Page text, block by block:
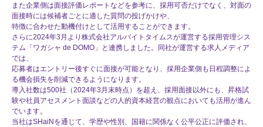
また企業側は面接評価レポートなどを参考に、採用可否だけでなく、対面の
面接時には候補者ごとに適した質問の投げかけや、
特徴に合わせた動機付けとして活用することができます。
さらに2024年3月より株式会社アルバイトタイムスが運営する採用管理シス
テム「ワガシャ de DOMO」と連携しました。同社が運営する求人メディア
では、
応募者はエントリー後すぐに面接が可能となり、採用企業側も日程調整によ
る機会損失を削減できるようになります。
導入社数は500社（2024年3月末時点）を超え、採用面接以外にも、昇格試
験や社員アセスメント面談などの人的資本経営の観点においても活用が進ん
でいます。
当社はSHaiNを通じて、学歴や性別、国籍に関係なく公平公正に評価され、